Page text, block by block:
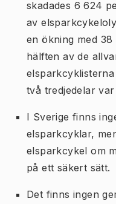
skadades 6 624
av
en ökning med
hälften av de
två tredjedelar var
I Sverige finns
elsparkcyklar,
elsparkcykel om
på ett säkert sätt.
Det finns ingen